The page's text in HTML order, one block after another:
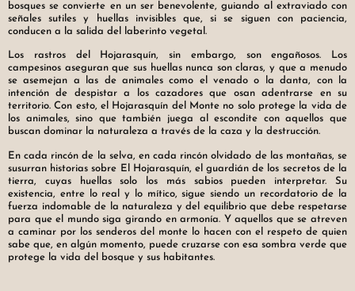
bosques se convierte en un ser benevolente, guiando al extraviado con
señales sutiles y huellas invisibles que, si se siguen con paciencia,
conducen a la salida del laberinto vegetal.
Los rastros del Hojarasquín, sin embargo, son engañosos. Los
campesinos aseguran que sus huellas nunca son claras, y que a menudo
se asemejan a las de animales como el venado o la danta, con la
intención de despistar a los cazadores que osan adentrarse en su
territorio. Con esto, el Hojarasquín del Monte no solo protege la vida de
los animales, sino que también juega al escondite con aquellos que
buscan dominar la naturaleza a través de la caza y la destrucción.
En cada rincón de la selva, en cada rincón olvidado de las montañas, se
susurran historias sobre El Hojarasquín, el guardián de los secretos de la
tierra, cuyas huellas solo los más sabios pueden interpretar. Su
existencia, entre lo real y lo mítico, sigue siendo un recordatorio de la
fuerza indomable de la naturaleza y del equilibrio que debe respetarse
para que el mundo siga girando en armonía. Y aquellos que se atreven
a caminar por los senderos del monte lo hacen con el respeto de quien
sabe que, en algún momento, puede cruzarse con esa sombra verde que
protege la vida del bosque y sus habitantes.